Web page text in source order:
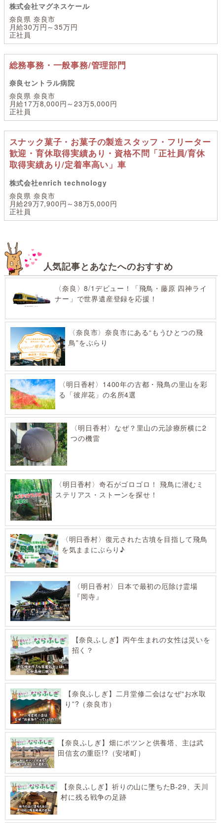
株式会社マグネスケール
奈良県 奈良市
月給30万円～35万円
正社員
総務事務・一般事務/管理部門
奈良セントラル病院
奈良県 奈良市
月給17万8,000円～23万5,000円
正社員
スナック菓子・お菓子の製造スタッフ・フリーター
歓迎・育休取得実績あり・資格不問「正社員/育休
取得実績あり/定着率高い」車
株式会社enrich technology
奈良県 奈良市
月給29万7,900円～38万5,000円
正社員
人気記事とあなたへのおすすめ
〈奈良〉8/1デビュー！「飛鳥・藤原 四神ライ
ナー」で世界遺産登録を応援！
〈奈良市〉奈良市にある“もうひとつの飛
鳥”をぶらり
〈明日香村〉1400年の古都・飛鳥の里山を彩
る「彼岸花」の名所4選
〈明日香村〉なぜ？里山の元診療所横に2
つの機雷
〈明日香村〉奇石がゴロゴロ！ 飛鳥に潜むミ
ステリアス・ストーンを探せ！
〈明日香村〉復元された古墳を目指して飛鳥
を気ままにぶらり♪
〈明日香村〉日本で最初の厄除け霊場
『岡寺』
【奈良ふしぎ】丙午生まれの女性は災いを
招く？
【奈良ふしぎ】二月堂修二会はなぜ“お水取
り”?（奈良市）
【奈良ふしぎ】畑にポツンと供養塔、主は武
田信玄の重臣!?（安堵町）
【奈良ふしぎ】祈りの山に墜ちたB-29、天川
村に残る戦争の足跡